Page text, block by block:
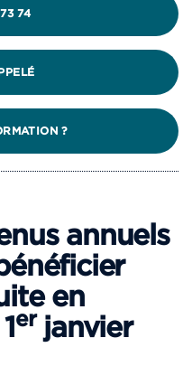
74
?
annuels
en
erjanvier